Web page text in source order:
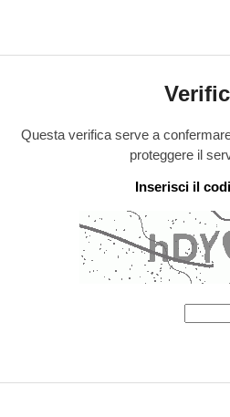
Questa verifica serve a
proteggere il
Inserisci il